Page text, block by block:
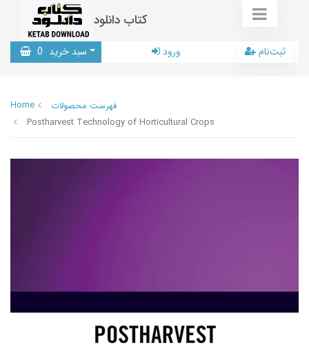
کتاب دانلود
سبد خرید 0 ورود ثبت‌نام
Home
فهرست محصولات
Postharvest Technology of Horticultural Crops